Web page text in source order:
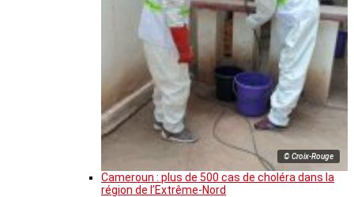
© Croix-Rouge
Cameroun : plus de 500 cas de choléra dans la
région de l’Extrême-Nord